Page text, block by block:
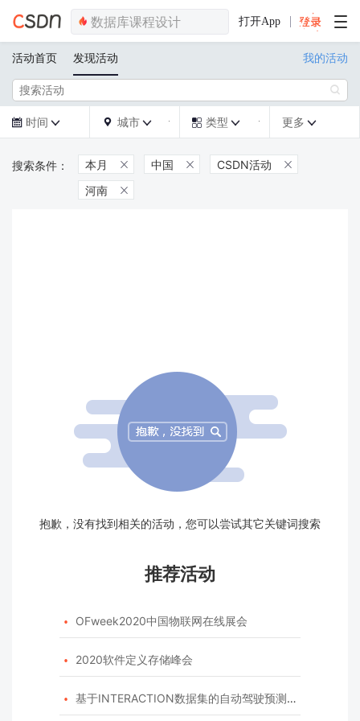
打开App
活动首页 发现活动 我的活动

 时间   城市   类型  更多 
本月  中国  CSDN活动 
河南 
抱歉，没有找到相关的活动，您可以尝试其它关键词搜索
推荐活动
 OFweek2020中国物联网在线展会
 2020软件定义存储峰会
 基于INTERACTION数据集的自动驾驶预测模型挑战赛